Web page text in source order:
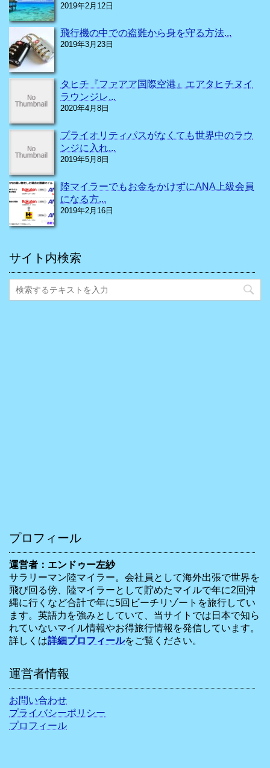
2019年2月12日
飛行機の中での盗難から身を守る方法...
2019年3月23日
タヒチ『ファアア国際空港』エアタヒチヌイ
ラウンジレ...
2020年4月8日
プライオリティパスがなくても世界中のラウ
ンジに入れ...
2019年5月8日
陸マイラーでもお金をかけずにANA上級会員
になる方...
2019年2月16日
サイト内検索
プロフィール
運営者：エンドゥー左紗
サラリーマン陸マイラー。会社員として海外出張で世界を
飛び回る傍、陸マイラーとして貯めたマイルで年に2回沖
縄に行くなど合計で年に5回ビーチリゾートを旅行してい
ます。英語力を強みとしていて、当サイトでは日本で知ら
れていないマイル情報やお得旅行情報を発信しています。
詳しくは詳細プロフィールをご覧ください。
運営者情報
お問い合わせ
プライバシーポリシー
プロフィール